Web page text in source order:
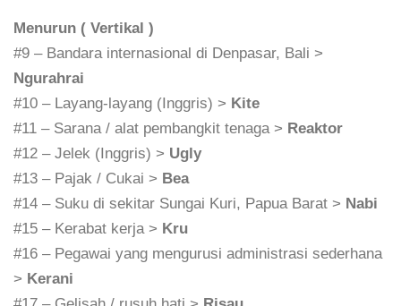
Menurun ( Vertikal )
#9 – Bandara internasional di Denpasar, Bali >
Ngurahrai
#10 – Layang-layang (Inggris) > Kite
#11 – Sarana / alat pembangkit tenaga > Reaktor
#12 – Jelek (Inggris) > Ugly
#13 – Pajak / Cukai > Bea
#14 – Suku di sekitar Sungai Kuri, Papua Barat > Nabi
#15 – Kerabat kerja > Kru
#16 – Pegawai yang mengurusi administrasi sederhana
> Kerani